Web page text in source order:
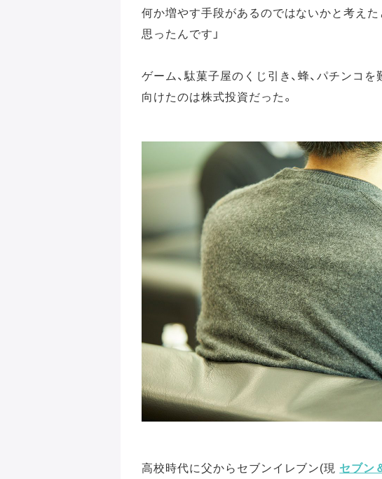
何か増やす手段があるのではないかと考えた
思ったんです」
ゲーム、駄菓子屋のくじ引き、蜂、パチンコ
向けたのは株式投資だった。
高校時代に父からセブンイレブン(現 セブン